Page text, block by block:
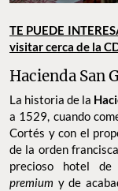
TE PUEDE
visitar cerca de la
Hacienda San
La historia de la
a 1529, cuando
Cortés y con el
de la orden
precioso hotel de
premium y de